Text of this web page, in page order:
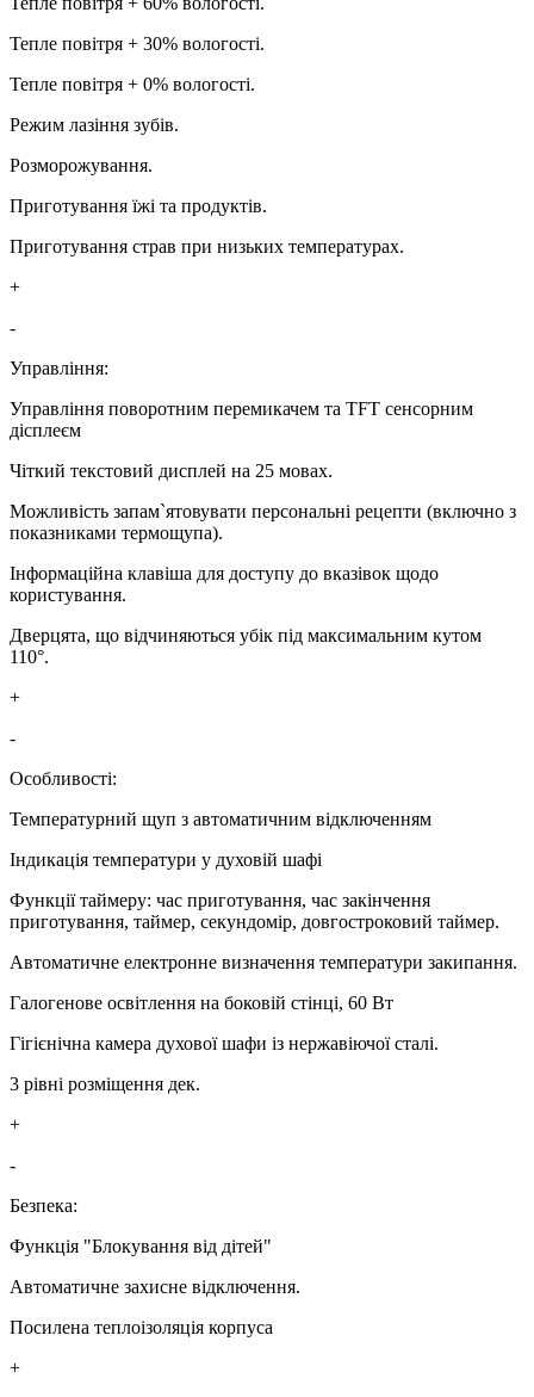
Тепле повітря + 30% вологості.
Тепле повітря + 0% вологості.
Режим лазіння зубів.
Розморожування.
Приготування їжі та продуктів.
Приготування страв при низьких температурах.
+
-
Управління:
Управління поворотним перемикачем та TFT сенсорним
дісплеєм
Чіткий текстовий дисплей на 25 мовах.
Можливість запам`ятовувати персональні рецепти (включно з
показниками термощупа).
Інформаційна клавіша для доступу до вказівок щодо
користування.
Дверцята, що відчиняються убік під максимальним кутом
110°.
+
-
Особливості:
Температурний щуп з автоматичним відключенням
Індикація температури у духовій шафі
Функції таймеру: час приготування, час закінчення
приготування, таймер, секундомір, довгостроковий таймер.
Автоматичне електронне визначення температури закипання.
Галогенове освітлення на боковій стінці, 60 Вт
Гігієнічна камера духової шафи із нержавіючої сталі.
3 рівні розміщення дек.
+
-
Безпека:
Функція "Блокування від дітей"
Автоматичне захисне відключення.
Посилена теплоізоляція корпуса
+